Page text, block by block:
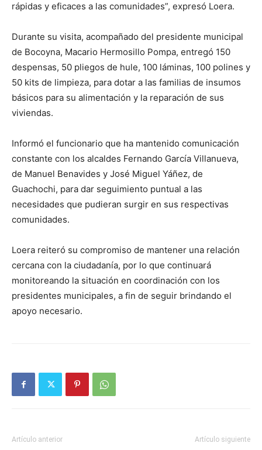
rápidas y eficaces a las comunidades”, expresó Loera.
Durante su visita, acompañado del presidente municipal
de Bocoyna, Macario Hermosillo Pompa, entregó 150
despensas, 50 pliegos de hule, 100 láminas, 100 polines y
50 kits de limpieza, para dotar a las familias de insumos
básicos para su alimentación y la reparación de sus
viviendas.
Informó el funcionario que ha mantenido comunicación
constante con los alcaldes Fernando García Villanueva,
de Manuel Benavides y José Miguel Yáñez, de
Guachochi, para dar seguimiento puntual a las
necesidades que pudieran surgir en sus respectivas
comunidades.
Loera reiteró su compromiso de mantener una relación
cercana con la ciudadanía, por lo que continuará
monitoreando la situación en coordinación con los
presidentes municipales, a fin de seguir brindando el
apoyo necesario.
Artículo anterior Artículo siguiente